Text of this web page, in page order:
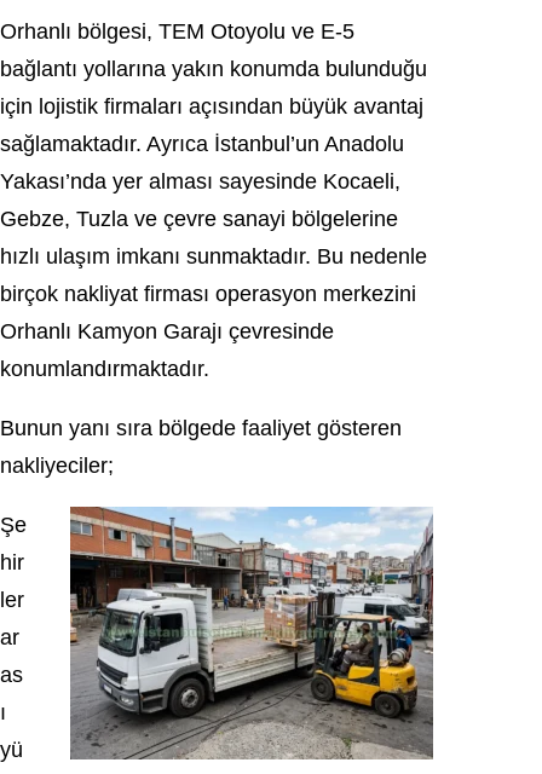
Orhanlı bölgesi, TEM Otoyolu ve E-5
bağlantı yollarına yakın konumda bulunduğu
için lojistik firmaları açısından büyük avantaj
sağlamaktadır. Ayrıca İstanbul’un Anadolu
Yakası’nda yer alması sayesinde Kocaeli,
Gebze, Tuzla ve çevre sanayi bölgelerine
hızlı ulaşım imkanı sunmaktadır. Bu nedenle
birçok nakliyat firması operasyon merkezini
Orhanlı Kamyon Garajı çevresinde
konumlandırmaktadır.
Bunun yanı sıra bölgede faaliyet gösteren
nakliyeciler;
Şe
hir
ler
ar
as
ı
yü